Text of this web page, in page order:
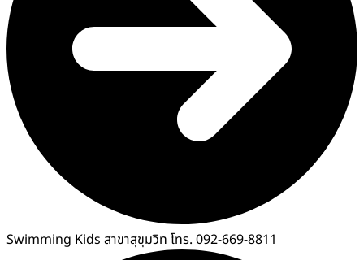
Swimming Kids สาขาสุขุมวิท โทร. 092-669-8811